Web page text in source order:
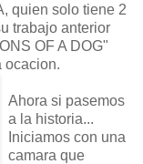
quien solo tiene 2
trabajo anterior
OF A DOG"
ocacion.
Ahora si pasemos
a la historia...
Iniciamos con una
camara que